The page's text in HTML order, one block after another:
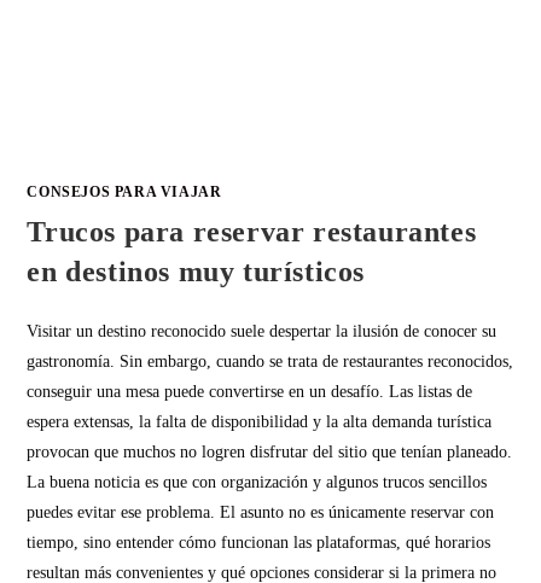
CONSEJOS PARA VIAJAR
Trucos para reservar restaurantes
en destinos muy turísticos
Visitar un destino reconocido suele despertar la ilusión de conocer su
gastronomía. Sin embargo, cuando se trata de restaurantes reconocidos,
conseguir una mesa puede convertirse en un desafío. Las listas de
espera extensas, la falta de disponibilidad y la alta demanda turística
provocan que muchos no logren disfrutar del sitio que tenían planeado.
La buena noticia es que con organización y algunos trucos sencillos
puedes evitar ese problema. El asunto no es únicamente reservar con
tiempo, sino entender cómo funcionan las plataformas, qué horarios
resultan más convenientes y qué opciones considerar si la primera no